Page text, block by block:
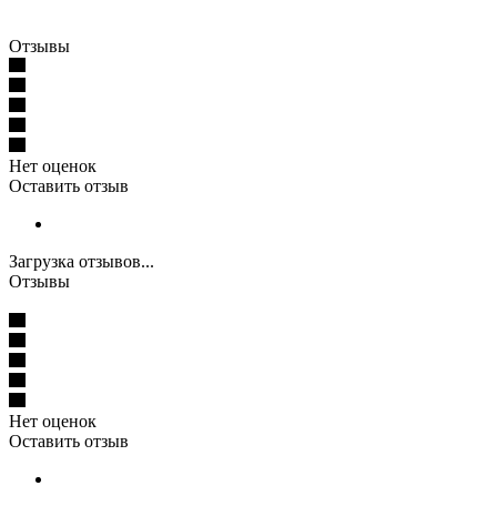
Отзывы
Нет оценок
Оставить отзыв
Загрузка отзывов...
Отзывы
Нет оценок
Оставить отзыв